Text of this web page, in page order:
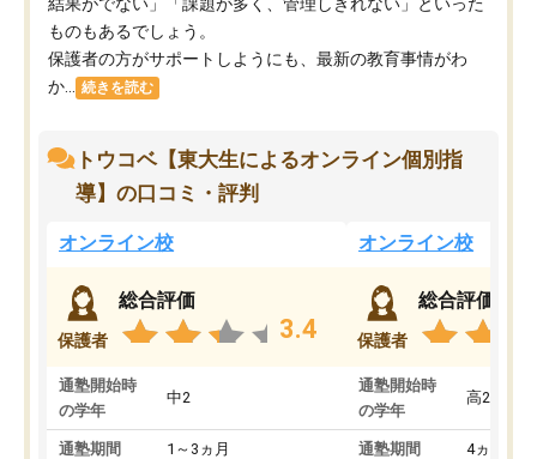
ものもあるでしょう。
保護者の方がサポートしようにも、最新の教育事情がわ
か...
続きを読む
トウコベ【東大生によるオンライン個別指
導】の口コミ・評判
オンライン校
保護者
総合評価
3.4
通塾開始時
の学年
中2
通塾期間 1～3ヵ月
オンライン校
保護者
総合評価
通塾開始時
の学年
高2
通塾期間 4ヵ月～1